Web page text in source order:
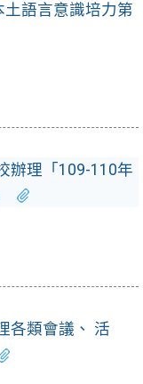
語言意識培力第
辦理「109-110年
各類會議、 活